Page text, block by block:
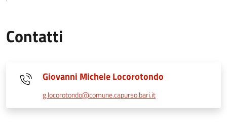
Contatti
Giovanni Michele Locorotondo
g.locorotondo@comune.capurso.bari.it